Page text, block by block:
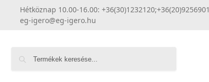
Hétköznap 10.00-16.00: +36(30)1232120;+36(20)9256901
eg-igero@eg-igero.hu